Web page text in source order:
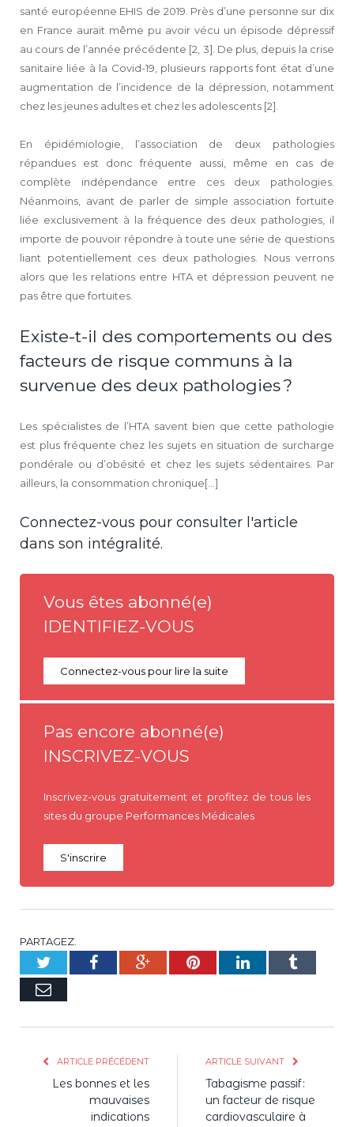
santé européenne EHIS de 2019. Près d’une personne sur dix
en France aurait même pu avoir vécu un épisode dépressif
au cours de l’année précédente [2, 3]. De plus, depuis la crise
sanitaire liée à la Covid-19, plusieurs rapports font état d’une
augmentation de l’incidence de la dépression, notamment
chez les jeunes adultes et chez les adolescents [2].
En épidémiologie, l’association de deux pathologies
répandues est donc fréquente aussi, même en cas de
complète indépendance entre ces deux pathologies.
Néanmoins, avant de parler de simple association fortuite
liée exclusivement à la fréquence des deux pathologies, il
importe de pouvoir répondre à toute une série de questions
liant potentiellement ces deux pathologies. Nous verrons
alors que les relations entre HTA et dépression peuvent ne
pas être que fortuites.
Existe-t-il des comportements ou des
facteurs de risque communs à la
survenue des deux pathologies ?
Les spécialistes de l’HTA savent bien que cette pathologie
est plus fréquente chez les sujets en situation de surcharge
pondérale ou d’obésité et chez les sujets sédentaires. Par
ailleurs, la consommation chronique[...]
Connectez-vous pour consulter l'article
dans son intégralité.
Vous êtes abonné(e)
IDENTIFIEZ-VOUS
Connectez-vous pour lire la suite
Pas encore abonné(e)
INSCRIVEZ-VOUS
Inscrivez-vous gratuitement et profitez de tous les
sites du groupe Performances Médicales
S'inscrire
PARTAGEZ.
TwitterFacebookGoogle+PinterestLinkedInTumblr
E-
ARTICLE PRÉCÉDENT
Les bonnes et les
mauvaises
indications
ARTICLE SUIVANT
Tabagisme passif :
un facteur de risque
cardiovasculaire à